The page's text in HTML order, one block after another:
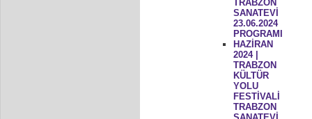
TRABZON
SANATEVİ
23.06.2024
PROGRAMI
HAZİRAN
2024 |
TRABZON
KÜLTÜR
YOLU
FESTİVALİ
TRABZON